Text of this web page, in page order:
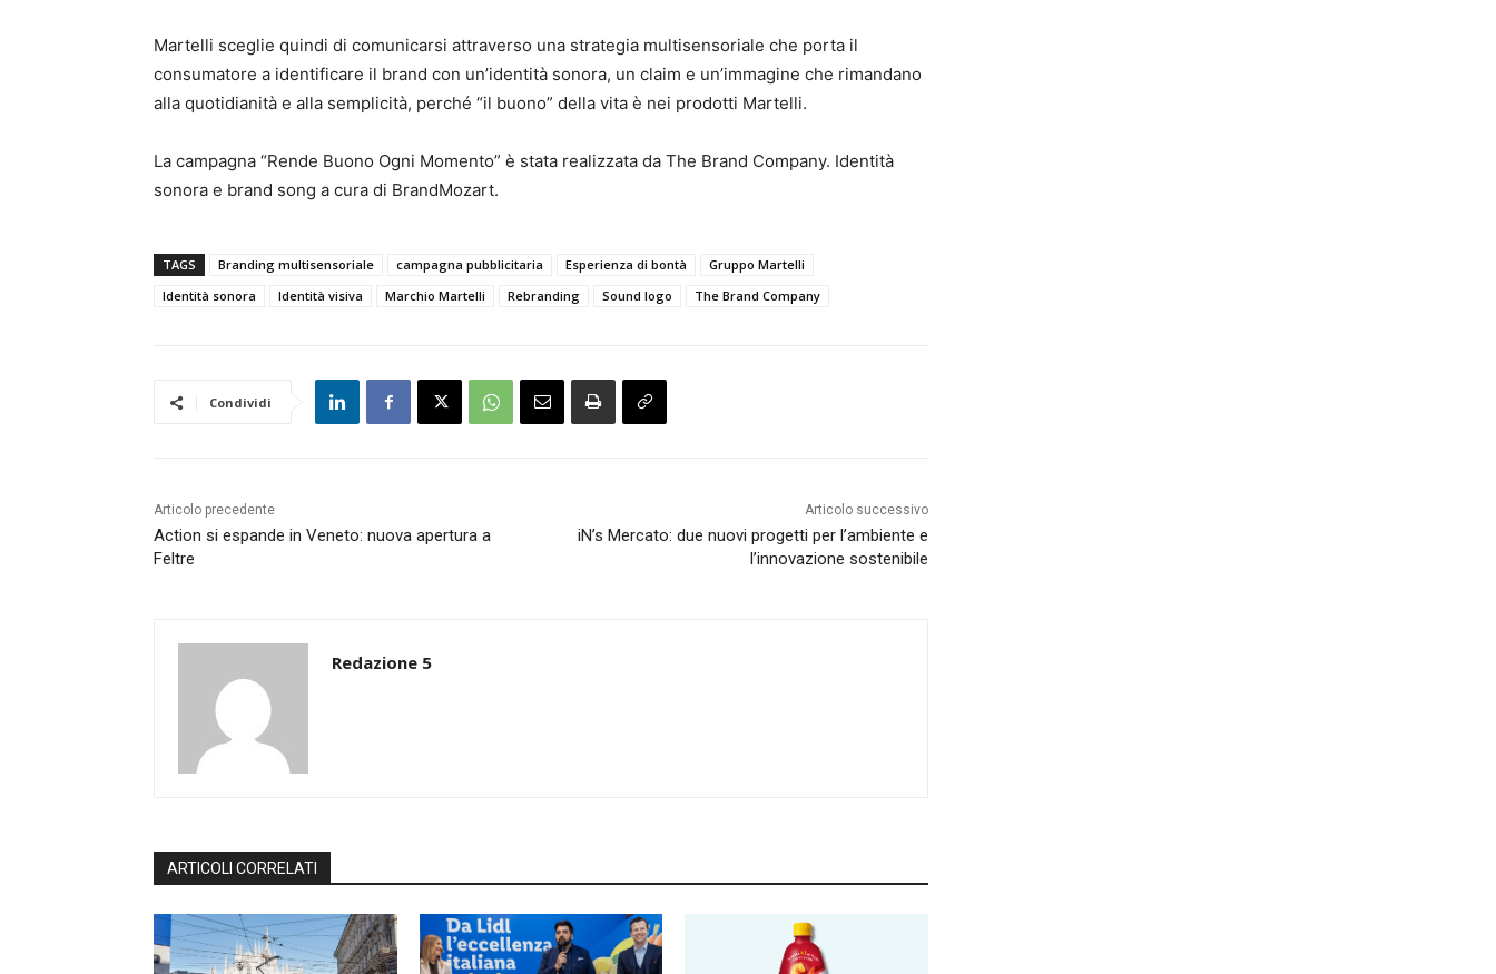
Martelli sceglie quindi di comunicarsi attraverso una strategia multisensoriale che porta il
consumatore a identificare il brand con un’identità sonora, un claim e un’immagine che rimandano
alla quotidianità e alla semplicità, perché “il buono” della vita è nei prodotti Martelli.
La campagna “Rende Buono Ogni Momento” è stata realizzata da The Brand Company. Identità
sonora e brand song a cura di BrandMozart.
TAGS Branding multisensoriale campagna pubblicitaria Esperienza di bontà
Gruppo Martelli
Identità sonora
Identità visiva Marchio Martelli Rebranding Sound logo The Brand Company
Condividi
Articolo precedente
Action si espande in Veneto: nuova apertura a
Feltre
Articolo successivo
iN’s Mercato: due nuovi progetti per l’ambiente e
l’innovazione sostenibile
Redazione 5
ARTICOLI CORRELATI